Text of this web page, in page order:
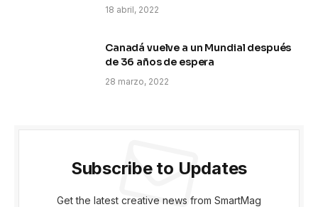
18 abril, 2022
Canadá vuelve a un Mundial después
de 36 años de espera
28 marzo, 2022
Subscribe to Updates
Get the latest creative news from SmartMag